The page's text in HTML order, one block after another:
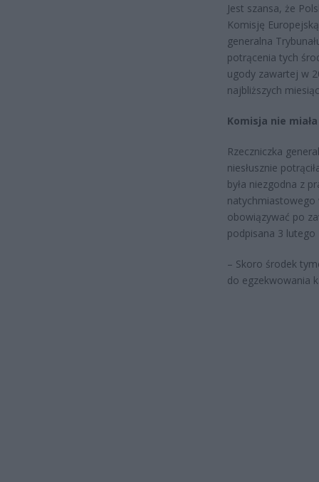
Jest szansa, że
Komisję
generalna
potrącenia tych
ugody zawartej w
najbliższych
Komisja nie
Rzeczniczka
niesłusznie
była niezgodna z
natychmiastowego
obowiązywać po
podpisana 3
– Skoro środek
do egzekwowania